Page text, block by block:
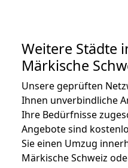
Weitere Städte
Märkische
Unsere geprüften
Ihnen unverbindliche
Ihre Bedürfnisse
Angebote sind
Sie einen Umzug
Märkische Schweiz